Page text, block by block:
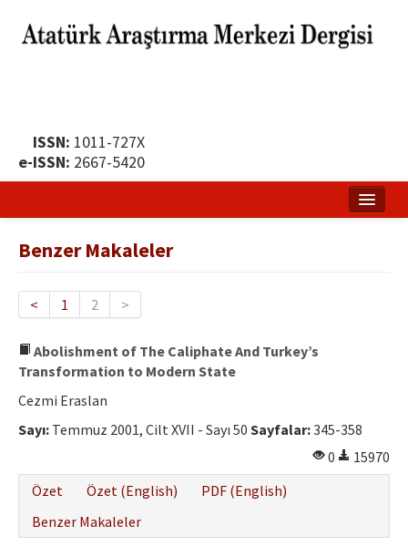
ISSN: 1011-727X
e-ISSN: 2667-5420
Yayın Politikası
Yayın İlkeleri
Hakem Rehberi
İletişim
Benzer Makaleler
< 1 2 >
Abolishment of The Caliphate And Turkey’s
Transformation to Modern State
Cezmi Eraslan
Sayı: Temmuz 2001, Cilt XVII - Sayı 50 Sayfalar:345-358
0
15970
Özet
Özet (English)
PDF (English)
Benzer Makaleler